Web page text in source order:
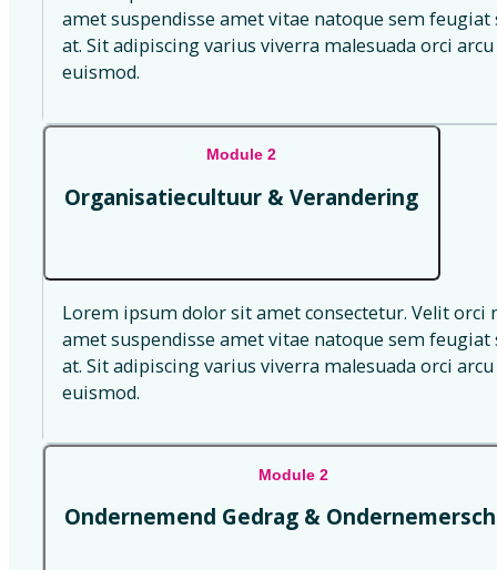
amet suspendisse amet vitae natoque sem
at. Sit adipiscing varius viverra malesuada orci
euismod.
Module 2
Organisatiecultuur & Verandering
Lorem ipsum dolor sit amet consectetur. Velit
amet suspendisse amet vitae natoque sem
at. Sit adipiscing varius viverra malesuada orci
euismod.
Module 2
Ondernemend Gedrag &